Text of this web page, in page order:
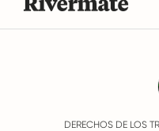
DERECHOS DE LOS